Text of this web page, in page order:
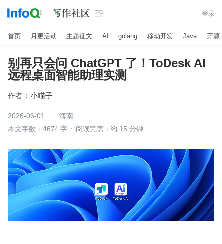
 登录
首页 月更活动 主题征文 AI golang 移动开发 Java 开源
别再只会问 ChatGPT 了！ToDesk AI
远程桌面智能助理实测
作者： 小喵子
2026-06-01
海南
本文字数：4674 字
阅读完需：约 15 分钟